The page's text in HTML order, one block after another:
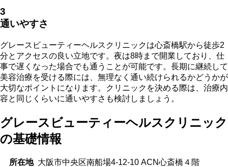
3
通いやすさ
グレースビューティーヘルスクリニックは心斎橋駅から徒歩2
分とアクセスの良い立地です。夜は8時まで開業しており、仕
事で遅くなった場合でも通うことが可能です。長期に継続して
美容治療を受ける際には、無理なく通い続けられるかどうかが
大切なポイントになります。クリニックを決める際は、治療内
容と同じくらいに通いやすさも検討しましょう。
グレースビューティーヘルスクリニック
の基礎情報
所在地 大阪市中央区南船場4-12-10 ACN心斎橋４階